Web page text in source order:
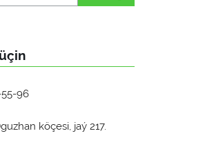
55-96
köçesi, jaý 217.